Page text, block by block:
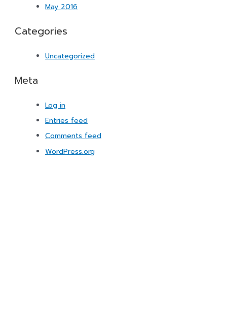
May 2016
Categories
Uncategorized
Meta
Log in
Entries feed
Comments feed
WordPress.org